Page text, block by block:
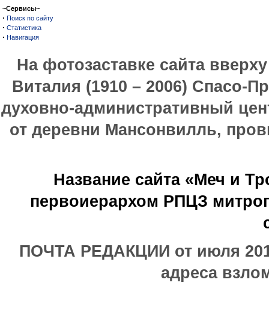
~Сервисы~
· Поиск по сайту
· Статистика
· Навигация
На фотозаставке сайта
Виталия (1910 – 2006) Спасо-
духовно-административный
от деревни Мансонвилль,
Название сайта «Меч и
первоиерархом РПЦЗ
ПОЧТА РЕДАКЦИИ от июля
адреса